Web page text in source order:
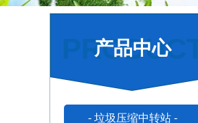
PRODUCT
产品中心
- 垃圾压缩中转站 -